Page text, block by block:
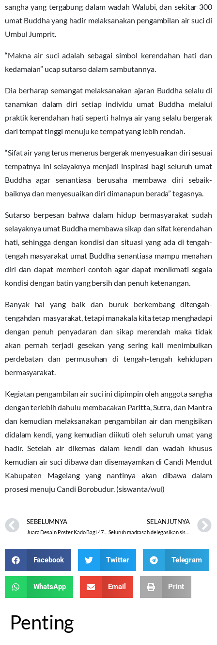
sangha yang tergabung dalam wadah Walubi, dan sekitar 300
umat Buddha yang hadir melaksanakan pengambilan air suci di
Umbul Jumprit.
“Makna air suci adalah sebagai simbol kerendahan hati dan
kedamaian” ucap sutarso dalam sambutannya.
Dia berharap semangat melaksanakan ajaran Buddha selalu di
tanamkan dalam diri setiap individu umat Buddha melalui
praktik kerendahan hati seperti halnya air yang selalu bergerak
dari tempat tinggi menuju ke tempat yang lebih rendah.
“Sifat air yang terus menerus bergerak menyesuaikan diri sesuai
tempatnya ini selayaknya menjadi inspirasi bagi seluruh umat
Buddha agar senantiasa berusaha membawa diri sebaik-
baiknya dan menyesuaikan diri dimanapun berada” tegasnya.
Sutarso berpesan bahwa dalam hidup bermasyarakat sudah
selayaknya umat Buddha membawa sikap dan sifat kerendahan
hati, sehingga dengan kondisi dan situasi yang ada di tengah-
tengah masyarakat umat Buddha senantiasa mampu menahan
diri dan dapat memberi contoh agar dapat menikmati segala
kondisi dengan batin yang bersih dan penuh ketenangan.
Banyak hal yang baik dan buruk berkembang ditengah-
tengahdan masyarakat, tetapi manakala kita tetap menghadapi
dengan penuh penyadaran dan sikap merendah maka tidak
akan pernah terjadi gesekan yang sering kali menimbulkan
perdebatan dan permusuhan di tengah-tengah kehidupan
bermasyarakat.
Kegiatan pengambilan air suci ini dipimpin oleh anggota sangha
dengan terlebih dahulu membacakan Paritta, Sutra, dan Mantra
dan kemudian melaksanakan pengambilan air dan mengisikan
didalam kendi, yang kemudian diikuti oleh seluruh umat yang
hadir. Setelah air dikemas dalam kendi dan wadah khusus
kemudian air suci dibawa dan disemayamkan di Candi Mendut
Kabupaten Magelang yang nantinya akan dibawa dalam
prosesi menuju Candi Borobudur. (siswanta/wul)
SEBELUMNYA
Juara Desain Poster Kado Bagi 47 Th MAN Cilacap
SELANJUTNYA
Facebook Twitter Telegram
WhatsApp Email Print
Penting